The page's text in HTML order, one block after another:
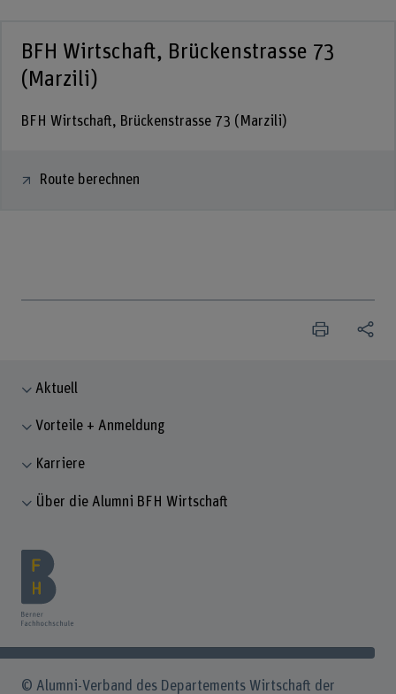
BFH Wirtschaft, Brückenstrasse 73
(Marzili)
BFH Wirtschaft, Brückenstrasse 73 (Marzili)
Route berechnen
Aktuell
Vorteile + Anmeldung
Karriere
Über die Alumni BFH Wirtschaft
© Alumni-Verband des Departements Wirtschaft der